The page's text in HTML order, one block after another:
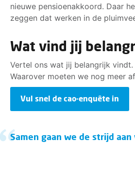
nieuwe pensioenakkoord. Daar
zeggen dat werken in de
Wat vind jij
Vertel ons wat jij belangrijk
Waarover moeten we nog meer
Vul snel de cao-enquête in
Samen gaan we de strijd